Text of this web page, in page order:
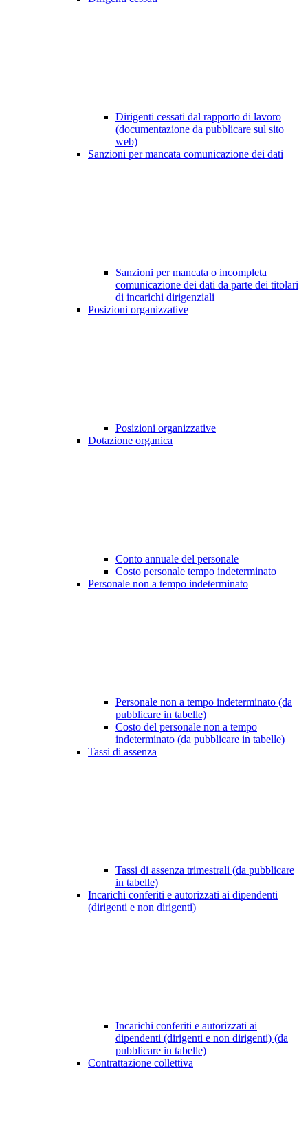
Dirigenti cessati dal rapporto di lavoro
(documentazione da pubblicare sul sito
web)
Sanzioni per mancata comunicazione dei dati
Sanzioni per mancata o incompleta
comunicazione dei dati da parte dei titolari
di incarichi dirigenziali
Posizioni organizzative
Posizioni organizzative
Dotazione organica
Conto annuale del personale
Costo personale tempo indeterminato
Personale non a tempo indeterminato
Personale non a tempo indeterminato (da
pubblicare in tabelle)
Costo del personale non a tempo
indeterminato (da pubblicare in tabelle)
Tassi di assenza
Tassi di assenza trimestrali (da pubblicare
in tabelle)
Incarichi conferiti e autorizzati ai dipendenti
(dirigenti e non dirigenti)
Incarichi conferiti e autorizzati ai
dipendenti (dirigenti e non dirigenti) (da
pubblicare in tabelle)
Contrattazione collettiva